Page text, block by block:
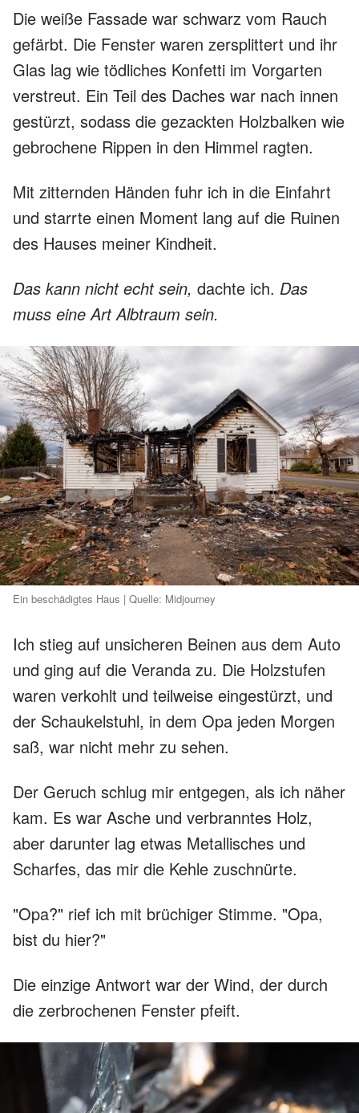
Die weiße Fassade war schwarz vom Rauch
gefärbt. Die Fenster waren zersplittert und ihr
Glas lag wie tödliches Konfetti im Vorgarten
verstreut. Ein Teil des Daches war nach innen
gestürzt, sodass die gezackten Holzbalken wie
gebrochene Rippen in den Himmel ragten.
Mit zitternden Händen fuhr ich in die Einfahrt
und starrte einen Moment lang auf die Ruinen
des Hauses meiner Kindheit.
Das kann nicht echt sein, dachte ich. Das
muss eine Art Albtraum sein.
Ein beschädigtes Haus | Quelle: Midjourney
Ich stieg auf unsicheren Beinen aus dem Auto
und ging auf die Veranda zu. Die Holzstufen
waren verkohlt und teilweise eingestürzt, und
der Schaukelstuhl, in dem Opa jeden Morgen
saß, war nicht mehr zu sehen.
Der Geruch schlug mir entgegen, als ich näher
kam. Es war Asche und verbranntes Holz,
aber darunter lag etwas Metallisches und
Scharfes, das mir die Kehle zuschnürte.
"Opa?" rief ich mit brüchiger Stimme. "Opa,
bist du hier?"
Die einzige Antwort war der Wind, der durch
die zerbrochenen Fenster pfeift.